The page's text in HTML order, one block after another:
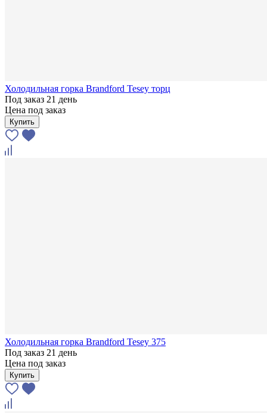
Холодильная горка Brandford Tesey торц
Под заказ 21 день
Цена под заказ
Купить
Холодильная горка Brandford Tesey 375
Под заказ 21 день
Цена под заказ
Купить